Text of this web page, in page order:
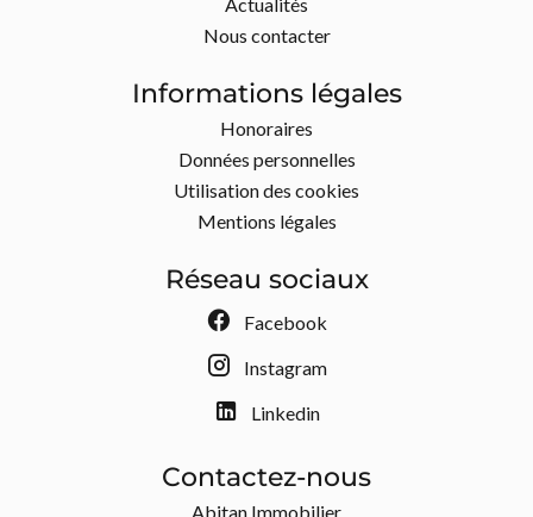
Nous contacter
Informations légales
Honoraires
Données personnelles
Utilisation des cookies
Mentions légales
Réseau sociaux
Facebook
Instagram
Linkedin
Contactez-nous
Abitan Immobilier